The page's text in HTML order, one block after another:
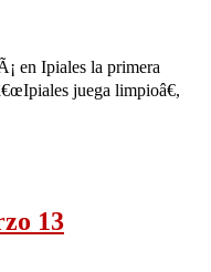
en Ipiales la primera
juega limpioâ€,
13